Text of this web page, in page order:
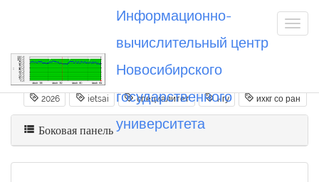
Информационно-
вычислительный центр
Новосибирского
государственного
университета
Вы посетили 20260608_ietsai
2026 ietsai специалитет нгу ихкг со ран
Боковая панель